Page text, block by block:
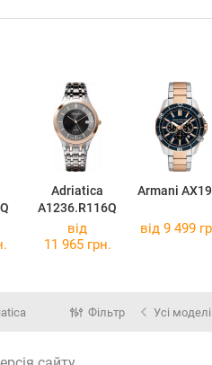
Adriatica
A1236.R116Q
Armani
від
11 965 грн.
від 9 499
Фільтр Усі моделі